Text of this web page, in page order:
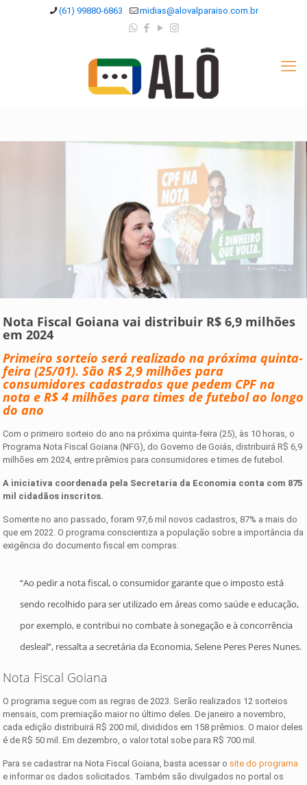
(61) 99880-6863 midias@alovalparaiso.com.br
Nota Fiscal Goiana vai distribuir R$ 6,9 milhões
em 2024
Primeiro sorteio será realizado na próxima quinta-
feira (25/01). São R$ 2,9 milhões para
consumidores cadastrados que pedem CPF na
nota e R$ 4 milhões para times de futebol ao longo
do ano
Com o primeiro sorteio do ano na próxima quinta-feira (25), às 10 horas, o
Programa Nota Fiscal Goiana (NFG), do Governo de Goiás, distribuirá R$ 6,9
milhões em 2024, entre prêmios para consumidores e times de futebol.
A iniciativa coordenada pela Secretaria da Economia conta com 875
mil cidadãos inscritos.
Somente no ano passado, foram 97,6 mil novos cadastros, 87% a mais do
que em 2022. O programa conscientiza a população sobre a importância da
exigência do documento fiscal em compras.
“Ao pedir a nota fiscal, o consumidor garante que o imposto está
sendo recolhido para ser utilizado em áreas como saúde e educação,
por exemplo, e contribui no combate à sonegação e à concorrência
desleal”, ressalta a secretária da Economia, Selene Peres Peres Nunes.
Nota Fiscal Goiana
O programa segue com as regras de 2023. Serão realizados 12 sorteios
mensais, com premiação maior no último deles. De janeiro a novembro,
cada edição distribuirá R$ 200 mil, divididos em 158 prêmios. O maior deles
é de R$ 50 mil. Em dezembro, o valor total sobe para R$ 700 mil.
Para se cadastrar na Nota Fiscal Goiana, basta acessar o site do programa
e informar os dados solicitados. Também são divulgados no portal os